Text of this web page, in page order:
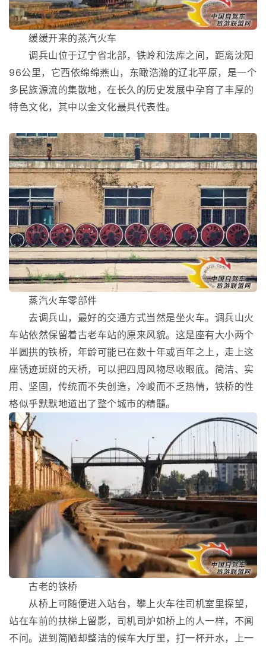
缓缓开来的蒸汽火车
调兵山位于辽宁省北部，铁岭和法库之间，距离沈阳
96公里，它西依绵绵燕山，东瞰浩瀚的辽北平原，是一个
多民族源流的集散地，在长久的历史发展中孕育了丰厚的
特色文化，其中以金文化最具代表性。
蒸汽火车零部件
去调兵山，最好的交通方式当然是坐火车。调兵山火
车站依然保留着古老车站的原来风貌。这是座有大小两个
半圆拱的铁桥，年龄可能已在数十年或百年之上，走上这
座锈迹斑斑的天桥，可以把四周风物尽收眼底。简洁、实
用、坚固，传统而不失创造，冷峻而不乏热情，铁桥的性
格似乎默默地道出了整个城市的精髓。
古老的铁桥
从桥上可随便进入站台，攀上火车往司机室里探望，
站在车前的扶梯上留影，司机司炉如桥上的人一样，不闻
不问。进到简陋却整洁的候车大厅里，打一杯开水，上一